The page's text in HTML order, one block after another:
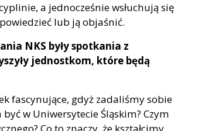
a jednocześnie wsłuchują się
lub ją objaśnić.
NKS były spotkania z
jednostkom, które będą
fascynujące, gdyż zadaliśmy sobie
w Uniwersytecie Śląskim? Czym